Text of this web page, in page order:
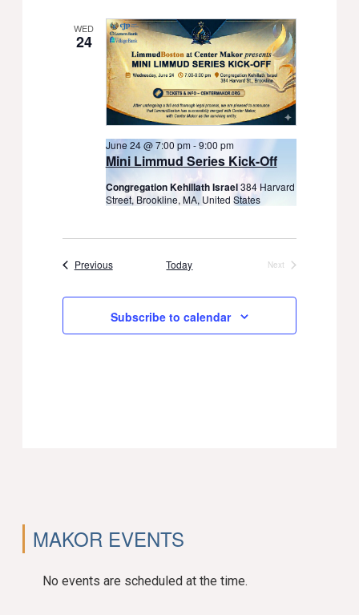
WED
24
Mini Limmud Series Kick-Off
June 24 @ 7:00 pm -9:00 pm
Congregation Kehillath Israel384 Harvard
Street, Brookline, MA, United States
PreviousEvents Today
Next
Subscribe to calendar
MAKOR EVENTS
No events are scheduled at the time.